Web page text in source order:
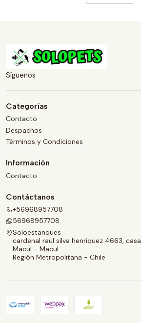
Síguenos
Categorías
Contacto
Despachos
Términos y Condiciones
Información
Contacto
Contáctanos
+56968957708
56968957708
Soloestanques
cardenal raul silva henriquez 4663, casa
Macul - Macul
Región Metropolitana - Chile